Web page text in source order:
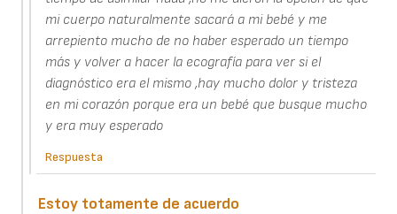
mi cuerpo naturalmente sacará a mi bebé y me
arrepiento mucho de no haber esperado un tiempo
más y volver a hacer la ecografía para ver si el
diagnóstico era el mismo ,hay mucho dolor y tristeza
en mi corazón porque era un bebé que busque mucho
y era muy esperado
Respuesta
Estoy totamente de acuerdo